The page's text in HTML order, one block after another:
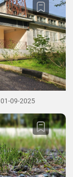
01-09-2025